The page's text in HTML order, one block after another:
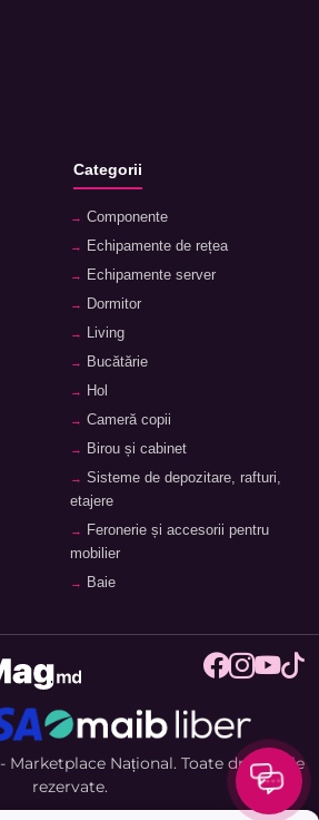
Categorii
Componente
Echipamente de rețea
Echipamente server
Dormitor
Living
Bucătărie
Hol
Cameră copii
Birou și cabinet
Sisteme de depozitare, rafturi,
etajere
Feronerie și accesorii pentru
mobilier
Baie
- Marketplace Național. Toate drepturile
rezervate.